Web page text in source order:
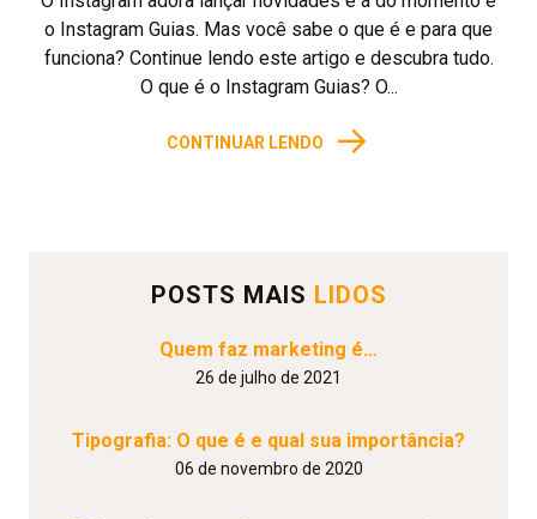
o Instagram Guias. Mas você sabe o que é e para que
funciona? Continue lendo este artigo e descubra tudo.
O que é o Instagram Guias? O...
CONTINUAR LENDO →
POSTS MAIS LIDOS
Quem faz marketing é…
26 de julho de 2021
Tipografia: O que é e qual sua importância?
06 de novembro de 2020